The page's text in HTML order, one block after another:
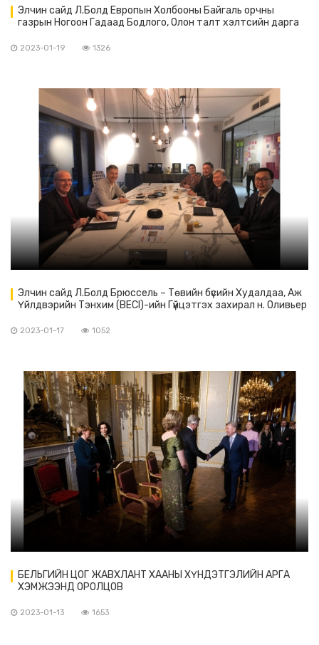
Элчин сайд Л.Болд Европын Холбооны Байгаль орчны
газрын Ногоон Гадаад Бодлого, Олон талт хэлтсийн дарга
2023-01-19 1326
Элчин сайд Л.Болд Брюссель – Төвийн бүсийн Худалдаа, Аж
Үйлдвэрийн Тэнхим (BECI)-ийн Гүйцэтгэх захирал н. Оливьер
2023-01-17 1052
БЕЛЬГИЙН ЦОГ ЖАВХЛАНТ ХААНЫ ХҮНДЭТГЭЛИЙН АРГА
ХЭМЖЭЭНД ОРОЛЦОВ
2023-01-13 1653